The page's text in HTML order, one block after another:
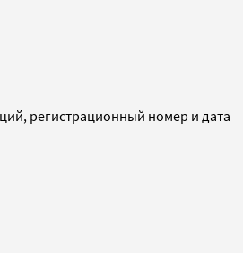
регистрационный номер и дата